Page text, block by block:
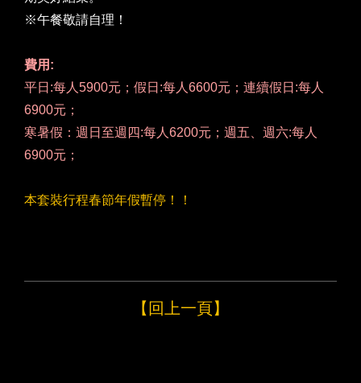
※午餐敬請自理！
費用:
平日:每人5900元；假日:每人6600元；連續假日:每人
6900元；
寒暑假：週日至週四:每人6200元；週五、週六:每人
6900元；
本套裝行程春節年假暫停！！
【回上一頁】